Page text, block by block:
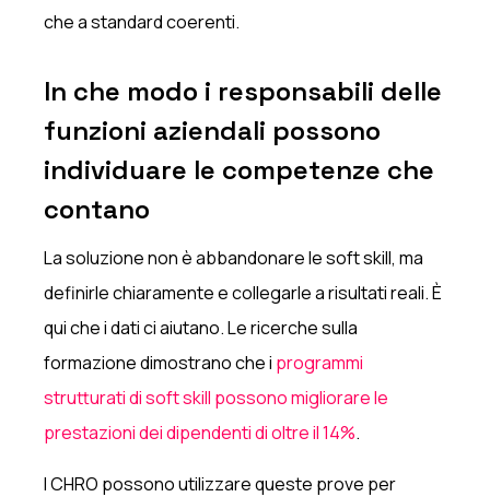
che a standard coerenti.
In che modo i responsabili delle
funzioni aziendali possono
individuare le competenze che
contano
La soluzione non è abbandonare le soft skill, ma
definirle chiaramente e collegarle a risultati reali. È
qui che i dati ci aiutano. Le ricerche sulla
formazione dimostrano che i programmi
strutturati di soft skill possono migliorare le
prestazioni dei dipendenti di oltre il 14%.
I CHRO possono utilizzare queste prove per